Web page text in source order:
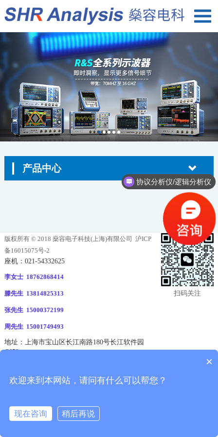
产品中心
版权所有 © 2018 燊容电子科技(上海)有限公司 沪ICP
备16015075号-2
座机：021-54332625
李女士 18762868414
滕先生 13814825313
张先生 15000372199
周先生 15001749493
地址：上海市宝山区长江南路180号长江软件园
C652
扫码关注
协议分析仪/逻辑分析仪
拨打电话